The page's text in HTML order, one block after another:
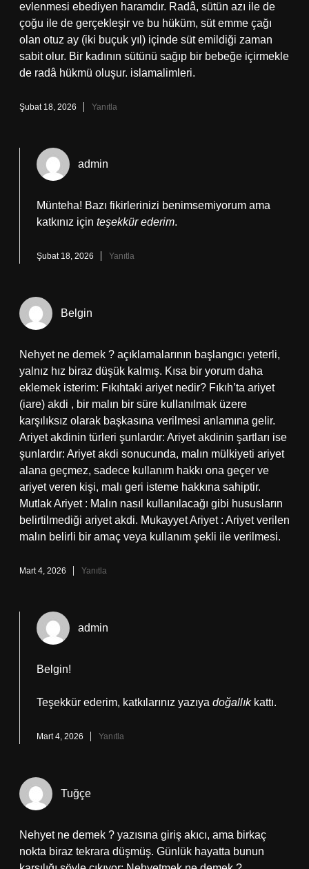
evlenmesi ebediyen haramdır. Radâ, sütün azı ile de
çoğu ile de gerçekleşir ve bu hüküm, süt emme çağı
olan otuz ay (iki buçuk yıl) içinde süt emildiği zaman
sabit olur. Bir kadının sütünü sağıp bir bebeğe içirmekle
de radâ hükmü oluşur. islamalimleri.
Şubat 18, 2026 Yanıtla
admin
Münteha! Bazı fikirlerinizi benimsemiyorum ama
katkınız için teşekkür ederim.
Şubat 18, 2026 Yanıtla
Belgin
Nehyet ne demek ? açıklamalarının başlangıcı yeterli,
yalnız hız biraz düşük kalmış. Kısa bir yorum daha
eklemek isterim: Fıkıhtaki ariyet nedir? Fıkıh’ta ariyet
(iare) akdi , bir malın bir süre kullanılmak üzere
karşılıksız olarak başkasına verilmesi anlamına gelir.
Ariyet akdinin türleri şunlardır: Ariyet akdinin şartları ise
şunlardır: Ariyet akdi sonucunda, malın mülkiyeti ariyet
alana geçmez, sadece kullanım hakkı ona geçer ve
ariyet veren kişi, malı geri isteme hakkına sahiptir.
Mutlak Ariyet : Malın nasıl kullanılacağı gibi hususların
belirtilmediği ariyet akdi. Mukayyet Ariyet : Ariyet verilen
malın belirli bir amaç veya kullanım şekli ile verilmesi.
Mart 4, 2026 Yanıtla
admin
Belgin!
Teşekkür ederim, katkılarınız yazıya doğallıkkattı.
Mart 4, 2026 Yanıtla
Tuğçe
Nehyet ne demek ? yazısına giriş akıcı, ama birkaç
nokta biraz tekrara düşmüş. Günlük hayatta bunun